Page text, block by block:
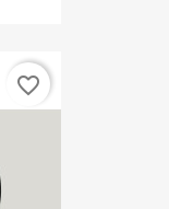
favorite_border